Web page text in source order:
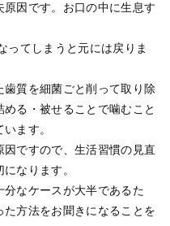
因です。お口の中に生息す
ってしまうと元には戻りま
質を細菌ごと削って取り除
る・被せることで噛むこと
ます。
ですので、生活習慣の見直
なります。
なケースが大半であるた
方法をお聞きになることを